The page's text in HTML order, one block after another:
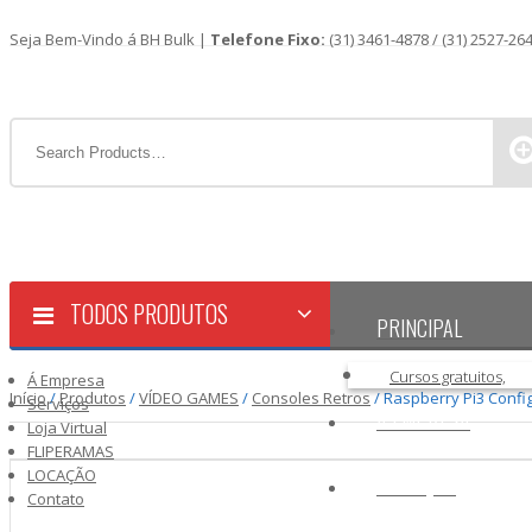
Seja Bem-Vindo á BH Bulk | Telefone Fixo: (31) 3461-4878 / (31) 2527-
TODOS PRODUTOS PRINCIPAL
Cursos gratuitos,
Á EMPRESA
Á Empresa
Serviços
Loja Virtual
FLIPERAMAS
LOCAÇÃO
Contato
Início/Produtos /VÍDEO GAMES / Consoles Retros/ Raspberry Pi3